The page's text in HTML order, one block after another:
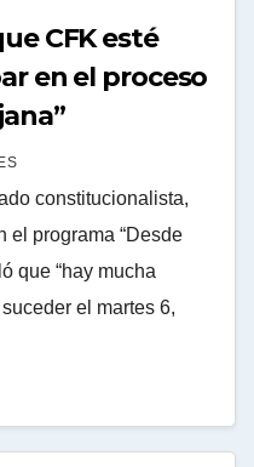
CFK esté
en el proceso
constitucionalista,
el programa “Desde
que “hay mucha
el martes 6,